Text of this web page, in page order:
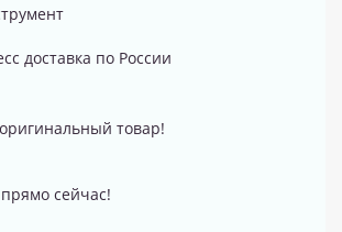
доставка по России
товар!
сейчас!